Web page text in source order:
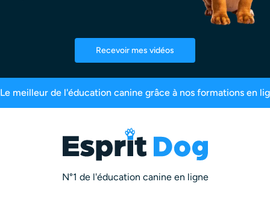
Recevoir mes vidéos
99,6% de satisfaction 2,5 millions
N°1 de l'éducation canine en ligne